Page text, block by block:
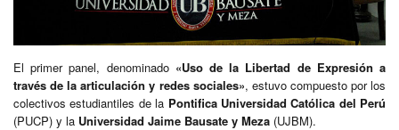
El primer panel, denominado «Uso de la Libertad de Expresión a
través de la articulación y redes sociales», estuvo compuesto por los
colectivos estudiantiles de la Pontifica Universidad Católica del Perú
(PUCP) y la Universidad Jaime Bausate y Meza (UJBM).